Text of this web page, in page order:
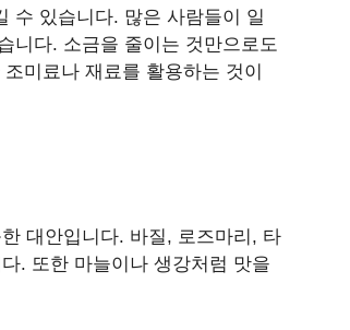
수 있습니다. 많은 사람들이 일
니다. 소금을 줄이는 것만으로도
미료나 재료를 활용하는 것이
대안입니다. 바질, 로즈마리, 타
. 또한 마늘이나 생강처럼 맛을